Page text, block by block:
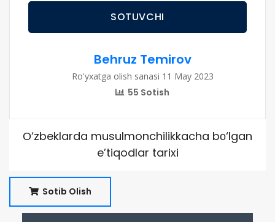
SOTUVCHI
Behruz Temirov
Ro'yxatga olish sanasi 11 May 2023
55 Sotish
О‘zbeklarda musulmonchilikkacha bо‘lgan
e’tiqodlar tarixi
Sotib Olish